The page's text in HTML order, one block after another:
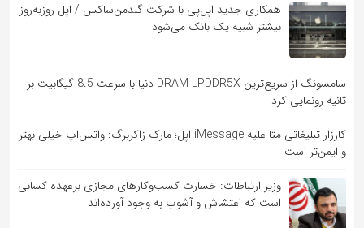
همکاری جدید اپل‌پی با شرکت گلدمن‌ساکس / اپل روزبه‌روز
بیشتر شبیه یک بانک می‌شود
سامسونگ از سریع‌ترین DRAM LPDDR5X دنیا با سرعت 8.5 گیگابیت بر
ثانیه رونمایی کرد
کارزار تبلیغاتی متا علیه iMessage اپل؛ مارک زاکربرگ: واتس‌اپ خیلی بهتر
و ایمن‌تر است
وزیر ارتباطات: خسارت کسب‌وکارهای مجازی برعهده کسانی
است که اغتشاش و آشوب به وجود آورده‌اند